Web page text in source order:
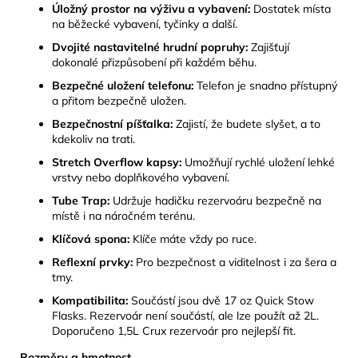
Úložný prostor na výživu a vybavení: Dostatek místa
na běžecké vybavení, tyčinky a další.
Dvojité nastavitelné hrudní popruhy: Zajišťují
dokonalé přizpůsobení při každém běhu.
Bezpečné uložení telefonu: Telefon je snadno přístupný
a přitom bezpečně uložen.
Bezpečnostní píšťalka: Zajistí, že budete slyšet, a to
kdekoliv na trati.
Stretch Overflow kapsy: Umožňují rychlé uložení lehké
vrstvy nebo doplňkového vybavení.
Tube Trap: Udržuje hadičku rezervoáru bezpečně na
místě i na náročném terénu.
Klíčová spona: Klíče máte vždy po ruce.
Reflexní prvky: Pro bezpečnost a viditelnost i za šera a
tmy.
Kompatibilita: Součástí jsou dvě 17 oz Quick Stow
Flasks. Rezervoár není součástí, ale lze použít až 2L.
Doporučeno 1,5L Crux rezervoár pro nejlepší fit.